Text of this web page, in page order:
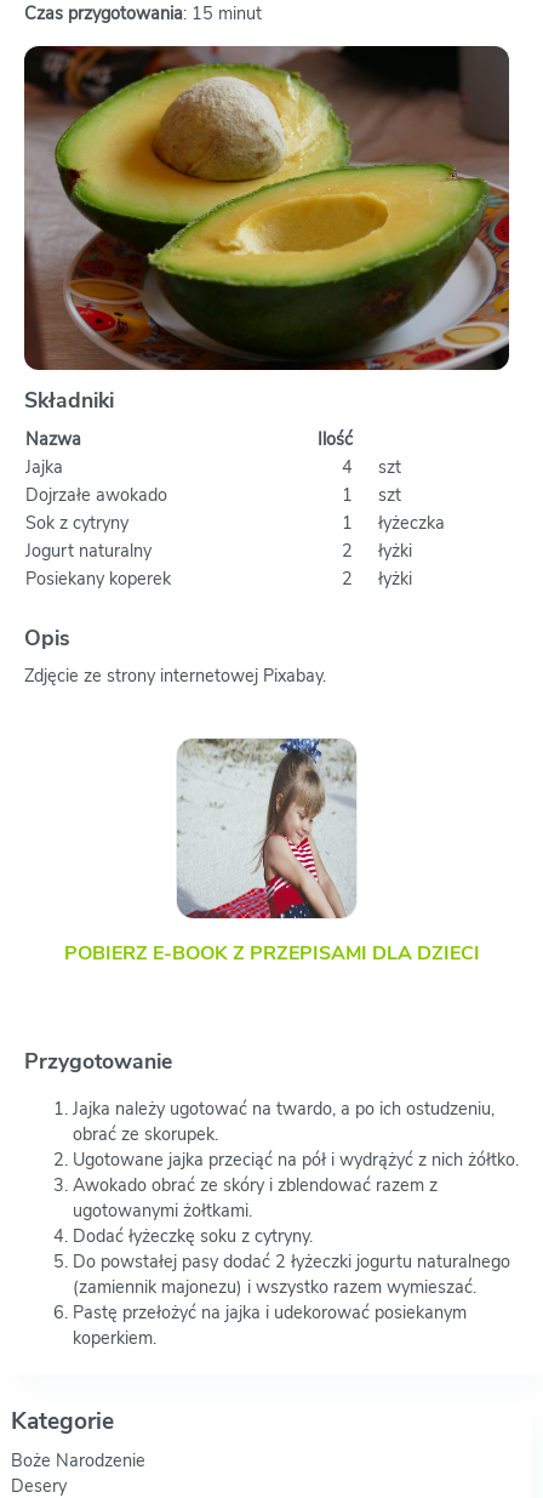
Czas przygotowania: 15 minut
Składniki
Nazwa
Ilość
Jajka
4
szt
Dojrzałe awokado
1
szt
Sok z cytryny
1
łyżeczka
Jogurt naturalny
2
łyżki
Posiekany koperek
2 łyżki
Opis
Zdjęcie ze strony internetowej Pixabay.
POBIERZ E-BOOK Z PRZEPISAMI DLA DZIECI
Przygotowanie
Jajka należy ugotować na twardo, a po ich ostudzeniu,
obrać ze skorupek.
Ugotowane jajka przeciąć na pół i wydrążyć z nich żółtko.
Awokado obrać ze skóry i zblendować razem z
ugotowanymi żołtkami.
Dodać łyżeczkę soku z cytryny.
Do powstałej pasy dodać 2 łyżeczki jogurtu naturalnego
(zamiennik majonezu) i wszystko razem wymieszać.
Pastę przełożyć na jajka i udekorować posiekanym
koperkiem.
Kategorie
Boże Narodzenie
Desery